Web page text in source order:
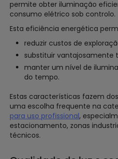
permite obter iluminação
consumo elétrico sob controlo.
Esta eficiência energética
reduzir custos de
substituir vantajosamente
manter um nível de
do tempo.
Estas características fazem dos
uma escolha frequente na
para uso profissional,
estacionamento, zonas
técnicos.